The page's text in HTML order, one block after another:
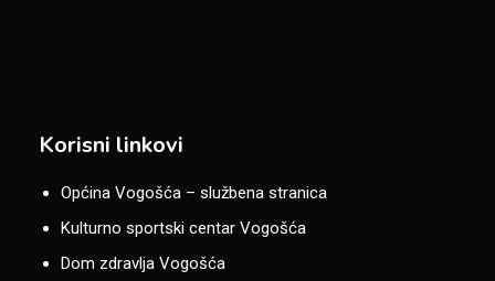
Korisni linkovi
Općina Vogošća – službena stranica
Kulturno sportski centar Vogošća
Dom zdravlja Vogošća